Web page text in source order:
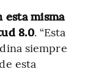
esta misma
8.0. “Esta
siempre
esta